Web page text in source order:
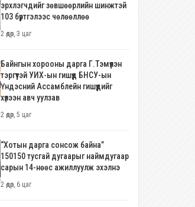
эрхлэгчдийг зөвшөөрлийн шинжтэй
103 бүртгэлээс чөлөөллөө
2 өдөр, 3 цаг
Байнгын хорооны дарга Г.Тэмүүлэн
тэргүүтэй УИХ-ын гишүүд БНСУ-ын
Үндэсний Ассамблейн гишүүдийг
хүлээн авч уулзав
2 өдөр, 5 цаг
“Хотын дарга сонсож байна”
150150 тусгай дугаарыг наймдугаар
сарын 14-нөөс ажиллуулж эхэлнэ
2 өдөр, 6 цаг